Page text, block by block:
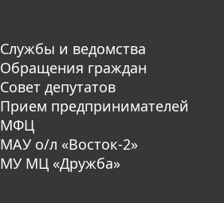
Службы и ведомства
Обращения граждан
Совет депутатов
Прием предпринимателей
МФЦ
МАУ о/л «Восток-2»
МУ МЦ «Дружба»